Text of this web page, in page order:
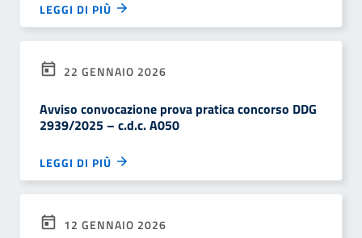
LEGGI DI PIÙ
22 GENNAIO 2026
Avviso convocazione prova pratica concorso DDG
2939/2025 – c.d.c. A050
LEGGI DI PIÙ
12 GENNAIO 2026